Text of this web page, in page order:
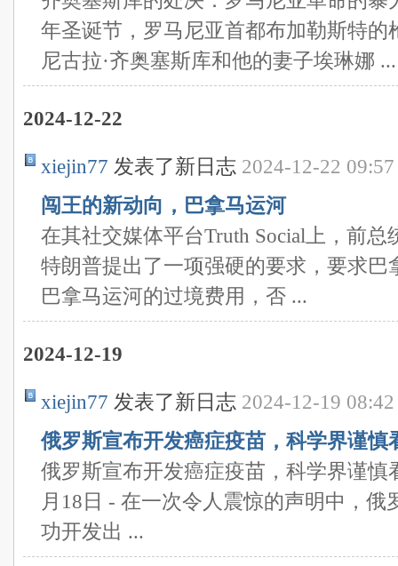
年圣诞节，罗马尼亚首都布加勒斯特
尼古拉·齐奥塞斯库和他的妻子埃琳娜 ...
2024-12-22
xiejin77 发表了新日志 2024-12-22 09:57
闯王的新动向，巴拿马运河
在其社交媒体平台Truth Social上，前总
特朗普提出了一项强硬的要求，要求
巴拿马运河的过境费用，否 ...
2024-12-19
xiejin77 发表了新日志 2024-12-19 08:42
俄罗斯宣布开发癌症疫苗，科学界谨慎
俄罗斯宣布开发癌症疫苗，科学界谨慎
月18日 - 在一次令人震惊的声明中，
功开发出 ...